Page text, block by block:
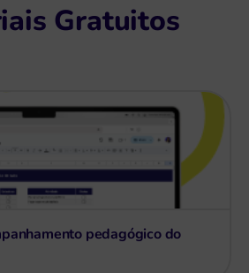
Gratuitos
pedagógico do